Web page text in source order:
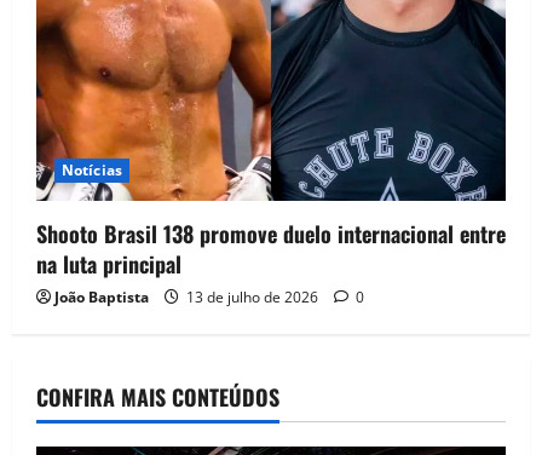
Notícias
Shooto Brasil 138 promove duelo internacional entre
na luta principal
João Baptista 13 de julho de 2026 0
CONFIRA MAIS CONTEÚDOS